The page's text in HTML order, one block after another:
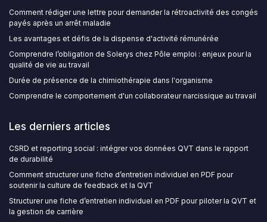
Comment rédiger une lettre pour demander la rétroactivité des congés
payés après un arrêt maladie
Les avantages et défis de la dispense d'activité rémunérée
Comprendre l’obligation de Solerys chez Pôle emploi : enjeux pour la
qualité de vie au travail
Durée de présence de la chimiothérapie dans l'organisme
Comprendre le comportement d'un collaborateur narcissique au travail
Les derniers articles
CSRD et reporting social : intégrer vos données QVT dans le rapport
de durabilité
Comment structurer une fiche d’entretien individuel en PDF pour
soutenir la culture de feedback et la QVT
Structurer une fiche d’entretien individuel en PDF pour piloter la QVT et
la gestion de carrière